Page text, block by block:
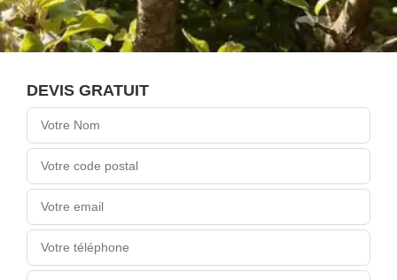
DEVIS GRATUIT